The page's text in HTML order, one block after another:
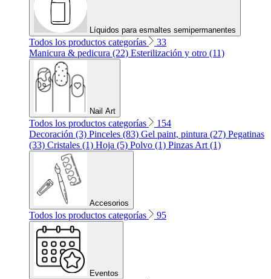
Líquidos para esmaltes semipermanentes
Todos los productos categorías
33
Manicura & pedicura (22) Esterilización y otro (11)
Nail Art
Todos los productos categorías
154
Decoración (3) Pinceles (83) Gel paint, pintura (27) Pegatinas
(33) Cristales (1) Hoja (5) Polvo (1) Pinzas Art (1)
Accesorios
Todos los productos categorías 95
Eventos